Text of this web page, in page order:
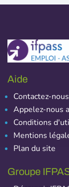
Aide
Contactez-nous
Appelez-nous
Conditions
Mentions
Plan du site
Groupe